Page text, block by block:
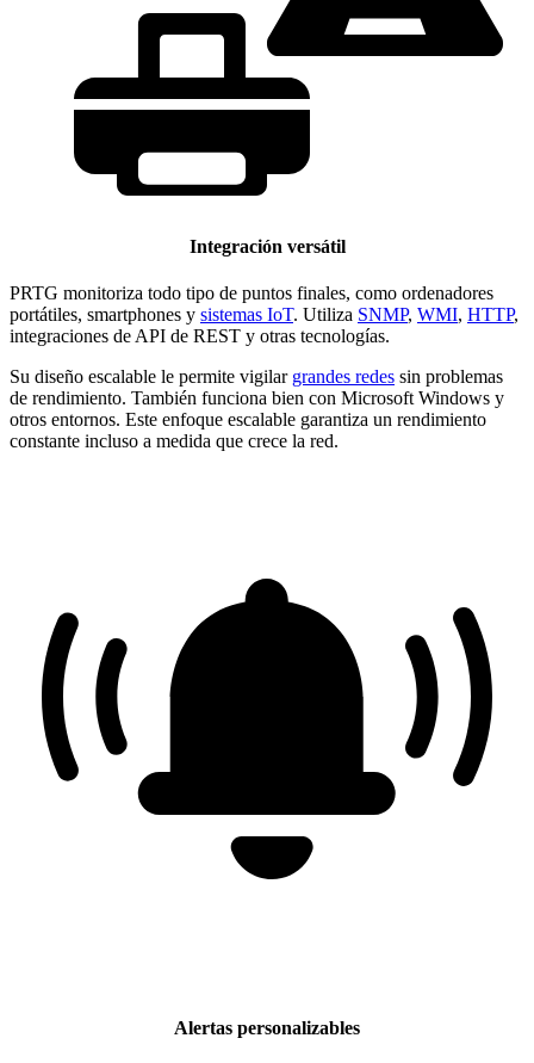
Integración versátil
PRTG monitoriza todo tipo de puntos finales, como ordenadores
portátiles, smartphones y sistemas IoT. Utiliza SNMP, WMI, HTTP,
integraciones de API de REST y otras tecnologías.
Su diseño escalable le permite vigilar grandes redes sin problemas
de rendimiento. También funciona bien con Microsoft Windows y
otros entornos. Este enfoque escalable garantiza un rendimiento
constante incluso a medida que crece la red.
Alertas personalizables